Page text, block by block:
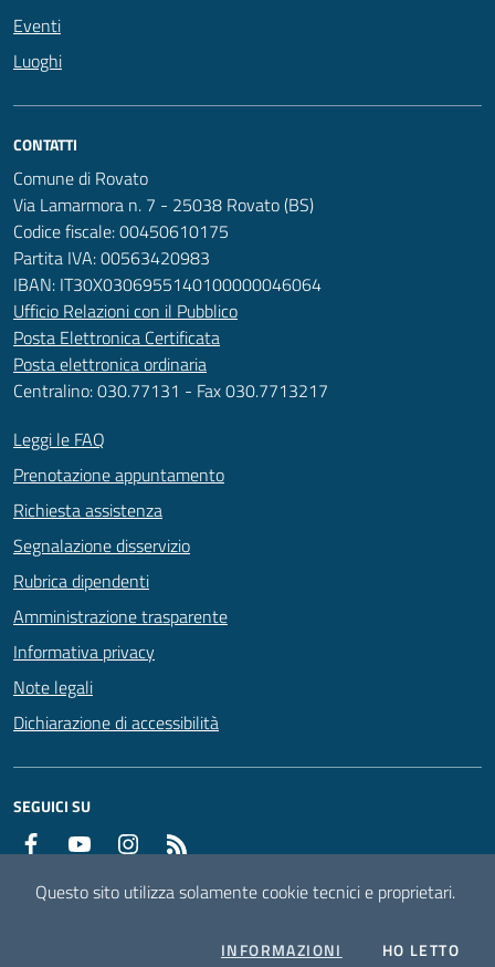
Eventi
Luoghi
CONTATTI
Comune di Rovato
Via Lamarmora n. 7 - 25038 Rovato (BS)
Codice fiscale: 00450610175
Partita IVA: 00563420983
IBAN: IT30X0306955140100000046064
Ufficio Relazioni con il Pubblico
Posta Elettronica Certificata
Posta elettronica ordinaria
Centralino: 030.77131 - Fax 030.7713217
Leggi le FAQ
Prenotazione appuntamento
Richiesta assistenza
Segnalazione disservizio
Rubrica dipendenti
Amministrazione trasparente
Informativa privacy
Note legali
Dichiarazione di accessibilità
SEGUICI SU
Facebook YouTube Instagram
Questo sito utilizza solamente cookie tecnici e proprietari.
INFORMAZIONI COOKIESHO LETTO